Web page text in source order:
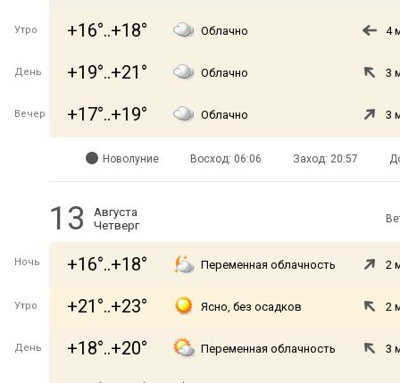
Утро +16°..+18° Облачно 4
День +19°..+21° Облачно 3
Вечер +17°..+19° Облачно 3
Новолуние Восход: 06:06 Заход: 20:57
13
Августа
Четверг
Ночь +16°..+18° Переменная облачность 2
Утро +21°..+23° Ясно, без осадков 2
День +18°..+20° Переменная облачность 3